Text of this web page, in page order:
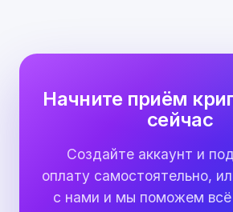
Начните приём
сейчас
Создайте аккаунт и
оплату самостоятельно,
с нами и мы поможем всё